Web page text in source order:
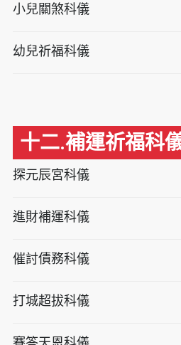
小兒關煞科儀
幼兒祈福科儀
十二.補運祈福科
探元辰宮科儀
進財補運科儀
催討債務科儀
打城超拔科儀